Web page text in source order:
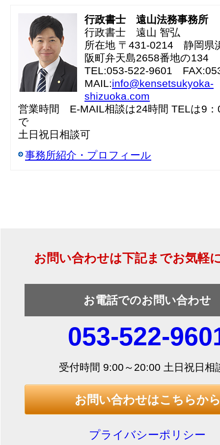
行政書士 遠山法務事務所
行政書士 遠山 智弘
所在地 〒431-0214 静岡県
阪町弁天島2658番地の134
TEL:053-522-9601
MAIL:info@kensetsukyoka-
shizuoka.com
営業時間 E-MAIL相談は24時間 TELは9：
で
土日祝日相談可
事務所紹介・プロフィール
お問い合わせは下記までお気軽
お電話でのお問い合わせ
053-522-
受付時間 9:00～20:00 土日祝日相
お問い合わせはこちらか
プライバシーポリシー